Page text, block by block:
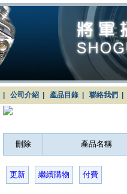
公司介紹 產品目錄 聯絡我們
刪除 產品名稱
更新 繼續購物 付費